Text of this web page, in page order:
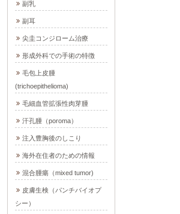
副乳
副耳
尖圭コンジローム治療
形成外科での手術の特徴
毛包上皮腫
(trichoepithelioma)
毛細血管拡張性肉芽腫
汗孔腫（poroma）
注入豊胸後のしこり
海外在住者のための情報
混合腫瘍（mixed tumor)
皮膚生検（パンチバイオプ
シー）